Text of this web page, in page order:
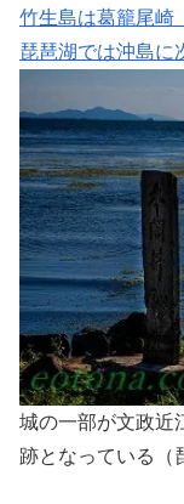
竹生島は葛籠尾崎
琵琶湖では沖島
城の一部が文政近
跡となっている（